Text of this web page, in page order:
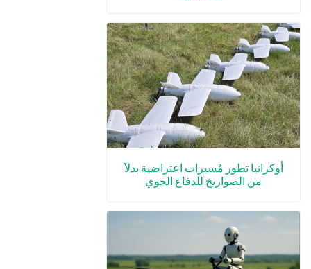
أوكرانيا تطور مُسيرات اعتراضية بدلاً
من الصواريخ للدفاع الجوي